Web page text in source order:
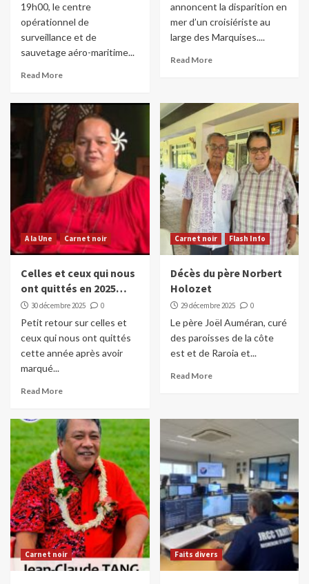
19h00, le centre
opérationnel de
surveillance et de
sauvetage aéro-maritime...
Read More
annoncent la disparition en
mer d’un croisiériste au
large des Marquises....
Read More
A la Une Carnet noir
Celles et ceux qui nous
ont quittés en 2025…
30 décembre 2025 0
Petit retour sur celles et
ceux qui nous ont quittés
cette année après avoir
marqué...
Read More
Carnet noir Flash Info
Décès du père Norbert
Holozet
29 décembre 2025 0
Le père Joël Auméran, curé
des paroisses de la côte
est et de Raroia et...
Read More
Carnet noir Faits divers